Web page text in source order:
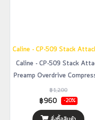
Caline - CP-509 Stack
Caline - CP-509 Stack
Preamp Overdrive
฿1,200
฿960 -20%